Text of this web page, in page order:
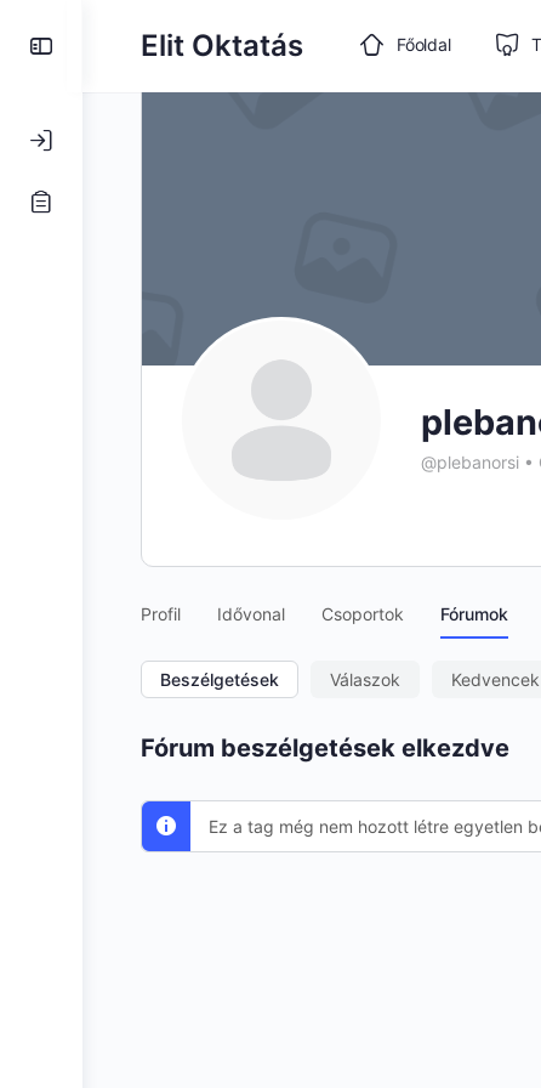
ToggleElit Oktatás Főoldal
@plebanorsi •
Profil Idővonal Csoportok Fórumok
Beszélgetések Válaszok Kedvencek
Fórum beszélgetések elkezdve
Ez a tag még nem hozott létre egyetlen